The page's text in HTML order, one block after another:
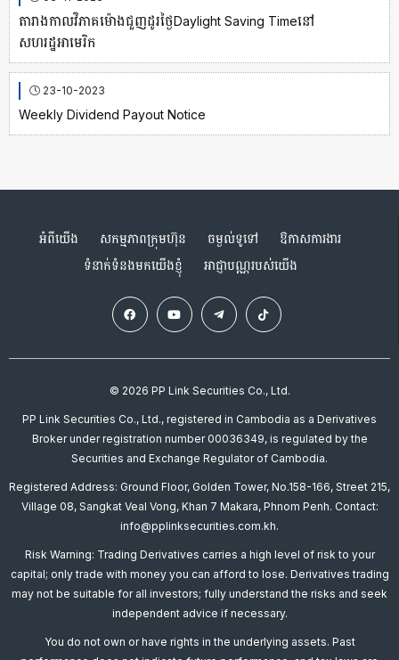
តារាងកាលវិភាគម៉ោងជួញដូរថ្ងៃDaylight Saving Timeនៅ
សហរដ្ឋអាមេរិក
23-10-2023
Weekly Dividend Payout Notice
អំពីយើង សកម្មភាពក្រុមហ៊ុន ចម្ងល់ទូទៅ
ឱកាសការងារ
ទំនាក់ទំនងមកយើងខ្ញុំ
អាជ្ញាបណ្ណរបស់យើង
© 2026 PP Link Securities Co., Ltd.
PP Link Securities Co., Ltd., registered in Cambodia as a Derivatives
Broker under registration number 00036349, is regulated by the
Securities and Exchange Regulator of Cambodia.
Registered Address: Ground Floor, Golden Tower, No.158-166, Street 215,
Village 08, Sangkat Veal Vong, Khan 7 Makara, Phnom Penh. Contact:
info@pplinksecurities.com.kh.
Risk Warning: Trading Derivatives carries a high level of risk to your
capital; only trade with money you can afford to lose. Derivatives trading
may not be suitable for all investors; fully understand the risks and seek
independent advice if necessary.
You do not own or have rights in the underlying assets. Past